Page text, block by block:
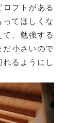
フトがある
てほしくな
、勉強する
小さいので
るようにし